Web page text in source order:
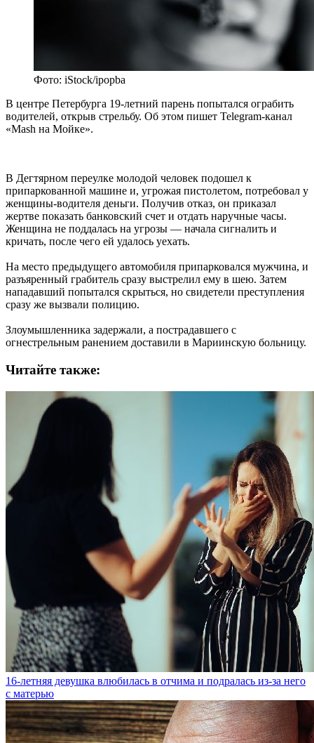
Фото: iStock/ipopba
В центре Петербурга 19-летний парень попытался ограбить
водителей, открыв стрельбу. Об этом пишет Telegram-канал
«Mash на Мойке».
В Дегтярном переулке молодой человек подошел к
припаркованной машине и, угрожая пистолетом, потребовал у
женщины-водителя деньги. Получив отказ, он приказал
жертве показать банковский счет и отдать наручные часы.
Женщина не поддалась на угрозы — начала сигналить и
кричать, после чего ей удалось уехать.
На место предыдущего автомобиля припарковался мужчина, и
разъяренный грабитель сразу выстрелил ему в шею. Затем
нападавший попытался скрыться, но свидетели преступления
сразу же вызвали полицию.
Злоумышленника задержали, а пострадавшего с
огнестрельным ранением доставили в Мариинскую больницу.
Читайте также:
16-летняя девушка влюбилась в отчима и подралась из-за него
с матерью